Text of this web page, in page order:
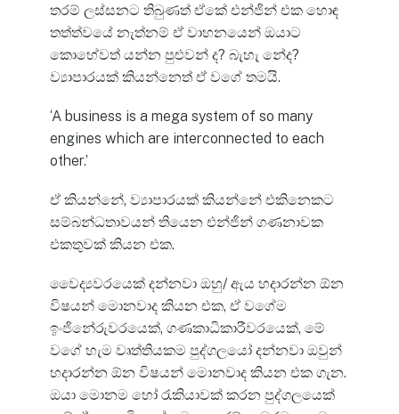
තරම් ලස්සනට තිබුණත් ඒකේ එන්ජින් එක හොඳ
තත්ත්වයේ නැත්නම් ඒ වාහනයෙන් ඔයාට
කොහේවත් යන්න පුළුවන් ද? බැහැ නේද?
ව්‍යාපාරයක් කියන්නෙත් ඒ වගේ තමයි.
‘A business is a mega system of so many
engines which are interconnected to each
other.’
ඒ කියන්නේ, ව්‍යාපාරයක් කියන්නේ එකිනෙකට
සම්බන්ධතාවයන් තියෙන එන්ජින් ගණනාවක
එකතුවක් කියන එක.
වෛද්‍යවරයෙක් දන්නවා ඔහු/ ඇය හදාරන්න ඕන
විෂයන් මොනවාද කියන එක, ඒ වගේම
ඉංජිනේරුවරයෙක්, ගණකාධිකාරීවරයෙක්, මේ
වගේ හැම වෘත්තියකම පුද්ගලයෝ දන්නවා ඔවුන්
හදාරන්න ඕන විෂයන් මොනවාද කියන එක ගැන.
ඔයා මොනම හෝ රැකියාවක් කරන පුද්ගලයෙක්